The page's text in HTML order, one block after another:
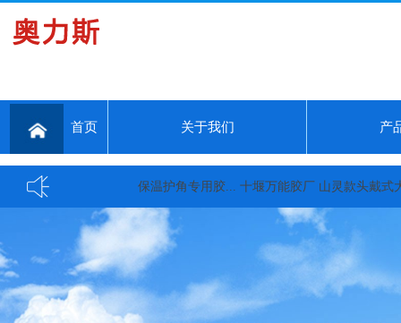
首页 关于我们 产
保温护角专用胶... 十堰万能胶厂 山灵款头戴式大